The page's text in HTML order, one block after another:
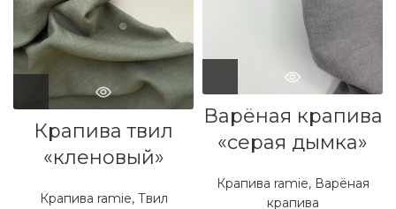
Крапива твил
«кленовый»
Крапива ramie, Твил
Варёная крапива
«серая дымка»
Крапива ramie, Варёная
крапива